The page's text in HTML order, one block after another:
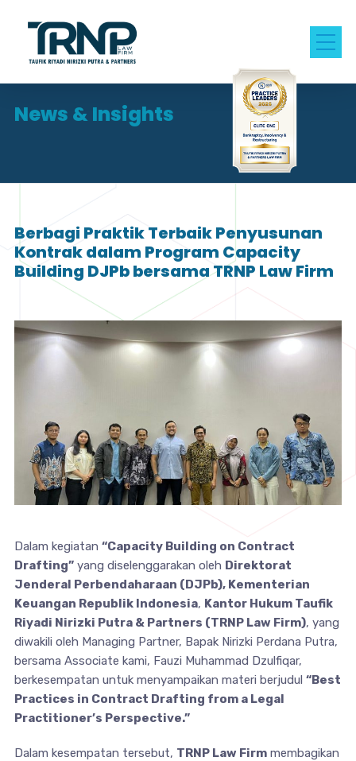
News & Insights
Berbagi Praktik Terbaik Penyusunan
Kontrak dalam Program Capacity
Building DJPb bersama TRNP Law Firm
Dalam kegiatan “Capacity Building on Contract
Drafting”yang diselenggarakan oleh Direktorat
Jenderal Perbendaharaan (DJPb), Kementerian
Keuangan Republik Indonesia, Kantor Hukum Taufik
Riyadi Nirizki Putra & Partners (TRNP Law Firm), yang
diwakili oleh Managing Partner, Bapak Nirizki Perdana Putra,
bersama Associate kami, Fauzi Muhammad Dzulfiqar,
berkesempatan untuk menyampaikan materi berjudul “Best
Practices in Contract Drafting from a Legal
Practitioner’s Perspective.”
Dalam kesempatan tersebut, TRNP Law Firmmembagikan